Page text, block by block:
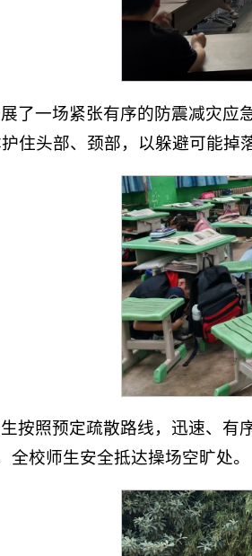
了一场紧张有序的防震减灾应
住头部、颈部，以躲避可能掉
按照预定疏散路线，迅速、有
校师生安全抵达操场空旷处。